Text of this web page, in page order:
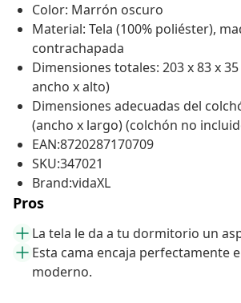
Color: Marrón oscuro
Material: Tela (100% poliéster),
contrachapada
Dimensiones totales: 203 x 83 x
ancho x alto)
Dimensiones adecuadas del
(ancho x largo) (colchón no
EAN:8720287170709
SKU:347021
Brand:vidaXL
Pros
La tela le da a tu dormitorio un
Esta cama encaja perfectamente
moderno.